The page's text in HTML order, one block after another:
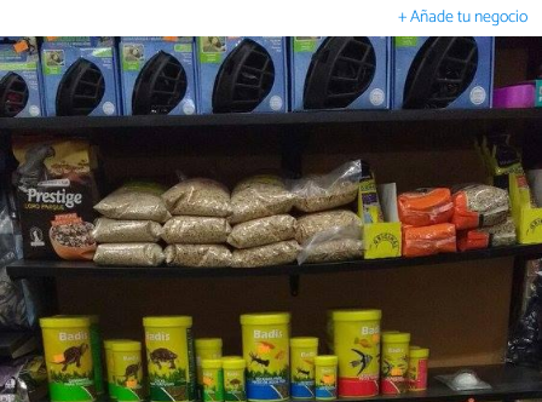
+ Añade tu negocio